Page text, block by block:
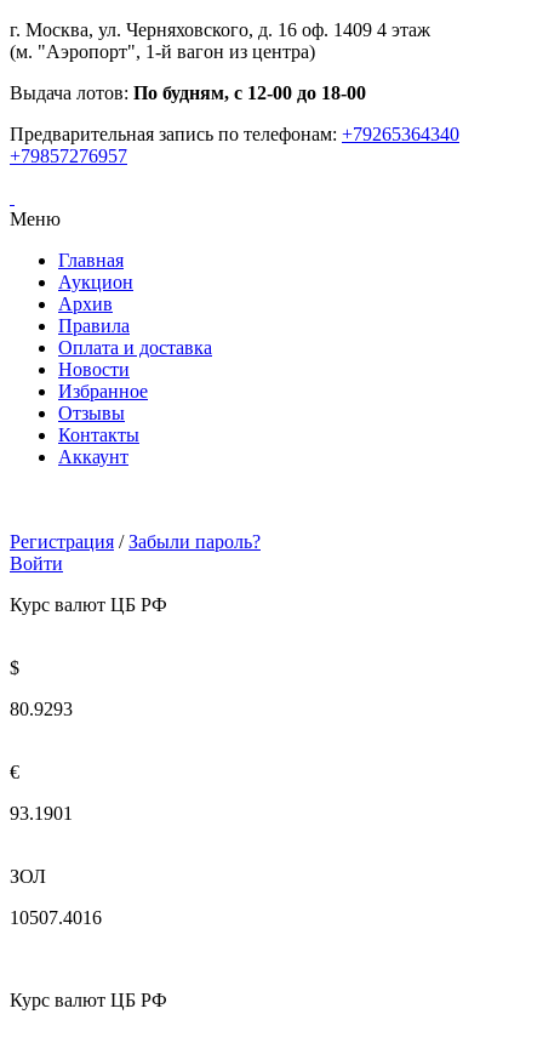
г. Москва, ул. Черняховского, д. 16 оф. 1409 4 этаж
(м. "Аэропорт", 1-й вагон из центра)
Выдача лотов: По будням, с 12-00 до 18-00
Предварительная запись по телефонам: +79265364340
+79857276957
Меню
Главная
Аукцион
Архив
Правила
Оплата и доставка
Новости
Избранное
Отзывы
Контакты
Аккаунт
Регистрация / Забыли пароль?
Войти
Курс валют ЦБ РФ
$
80.9293
€
93.1901
ЗОЛ
10507.4016
Курс валют ЦБ РФ